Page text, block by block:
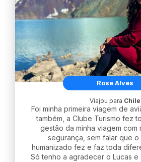
Rose Alves
Viajou para Chile
Foi minha primeira viagem de
também, a Clube Turismo fez
gestão da minha viagem com
segurança, sem falar que o
humanizado fez e faz toda
Só tenho a agradecer o Lucas e